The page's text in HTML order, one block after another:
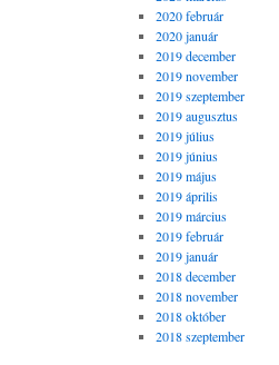
2020 február
2020 január
2019 december
2019 november
2019 szeptember
2019 augusztus
2019 július
2019 június
2019 május
2019 április
2019 március
2019 február
2019 január
2018 december
2018 november
2018 október
2018 szeptember